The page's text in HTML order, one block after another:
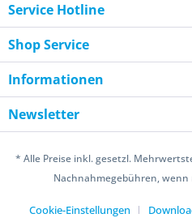
Service Hotline
Shop Service
Informationen
Newsletter
* Alle Preise inkl. gesetzl.
Nachnahmegebühren,
Cookie-Einstellungen